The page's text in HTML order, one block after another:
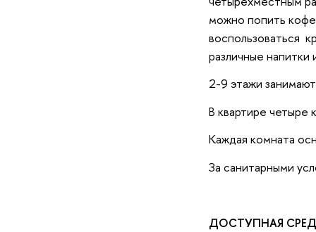
можно попить кофе
воспользоваться
различные
2-9 этажи
В квартире четыре
Каждая комната
За санитарными
ДОСТУПНАЯ